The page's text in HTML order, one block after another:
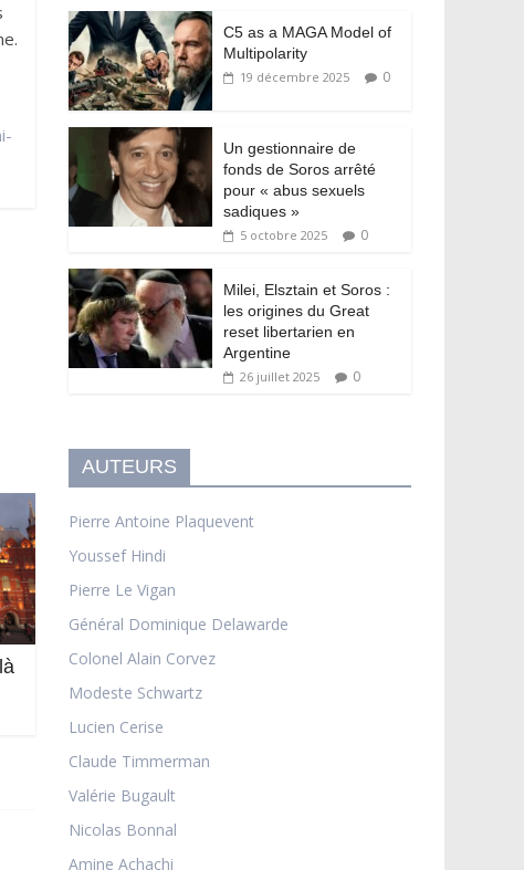
C5 as a MAGA Model of
Multipolarity
19 décembre 2025 0
Un gestionnaire de
fonds de Soros arrêté
pour « abus sexuels
sadiques »
5 octobre 2025 0
Milei, Elsztain et Soros :
les origines du Great
reset libertarien en
Argentine
26 juillet 2025 0
AUTEURS
Pierre Antoine Plaquevent
Youssef Hindi
Pierre Le Vigan
Général Dominique Delawarde
Colonel Alain Corvez
Modeste Schwartz
Lucien Cerise
Claude Timmerman
Valérie Bugault
Nicolas Bonnal
Amine Achachi